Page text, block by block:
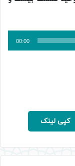
00:00
کپی لینک